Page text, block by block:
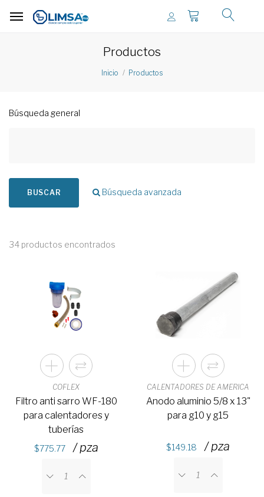
Productos
Inicio Productos
Búsqueda general
BUSCAR Búsqueda avanzada
34 productos encontrados
COFLEX
Filtro anti sarro WF-180
para calentadores y
tuberías
775.77 / pza
CALENTADORES DE AMERICA
Anodo aluminio 5/8 x 13"
para g10 y g15
149.18 / pza